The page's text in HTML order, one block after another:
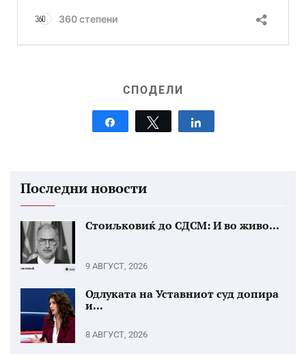
СПОДЕЛИ
Tweet
Последни новости
Стоиљковиќ до СДСМ: И во живо...
9 АВГУСТ, 2026
Одлуката на Уставниот суд допира
и...
8 АВГУСТ, 2026